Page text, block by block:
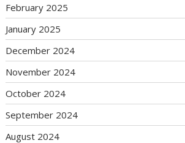
February 2025
January 2025
December 2024
November 2024
October 2024
September 2024
August 2024